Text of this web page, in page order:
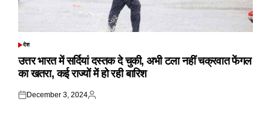
POSTED
देश
उत्तर भारत में सर्दियां दस्तक दे चुकी, अभी टला नहीं चक्रवात फेंगल
का खतरा, कई राज्यों में हो रही बारिश
Posted
December 3, 2024
Posted